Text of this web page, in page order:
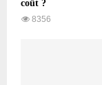
coût ?
8356